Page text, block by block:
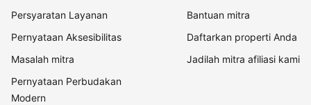
Persyaratan Layanan
Pernyataan Aksesibilitas
Masalah mitra
Pernyataan Perbudakan
Modern
Bantuan mitra
Daftarkan properti Anda
Jadilah mitra afiliasi kami